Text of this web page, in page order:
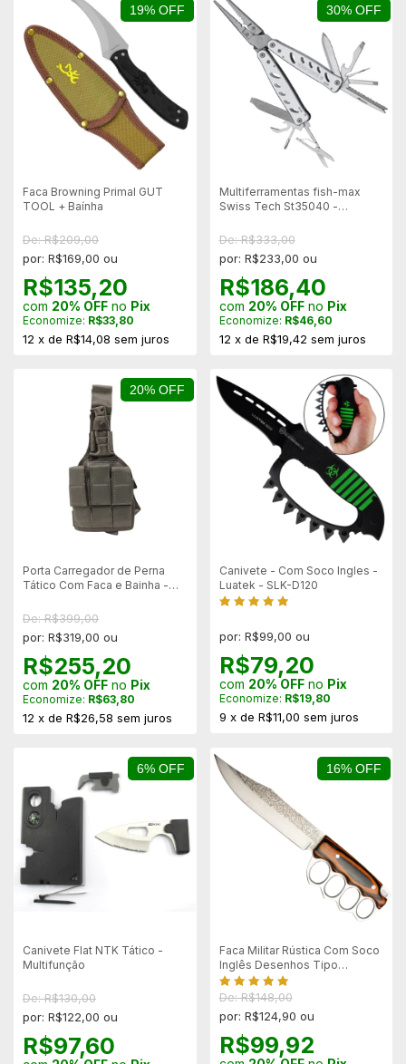
19% OFF
Faca Browning Primal GUT
TOOL + Baínha
De: R$209,00
por: R$169,00 ou
R$135,20
com 20% OFF no Pix
Economize: R$33,80
12 x de R$14,08 sem juros
30% OFF
Multiferramentas fish-max
Swiss Tech St35040 -
De: R$333,00
por: R$233,00 ou
R$186,40
com 20% OFFno Pix
Economize: R$46,60
12 x de R$19,42 sem juros
20% OFF
Porta Carregador de Perna
Tático Com Faca e Bainha -
De: R$399,00
por: R$319,00 ou
R$255,20
com 20% OFF no Pix
Economize: R$63,80
12 x de R$26,58 sem juros
Canivete - Com Soco Ingles -
Luatek - SLK-D120
por: R$99,00 ou
R$79,20
com 20% OFFno Pix
Economize: R$19,80
9 x de R$11,00 sem juros
6% OFF
Canivete Flat NTK Tático -
Multifunção
De: R$130,00
por: R$122,00 ou
R$97,60
16% OFF
Faca Militar Rústica Com Soco
Inglês Desenhos Tipo
Damasco
De: R$148,00
por: R$124,90 ou
R$99,92